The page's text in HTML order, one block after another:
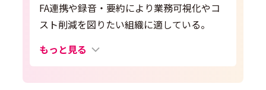
FA連携や録音・要約により業務可視化やコ
スト削減を図りたい組織に適している。
もっと見る